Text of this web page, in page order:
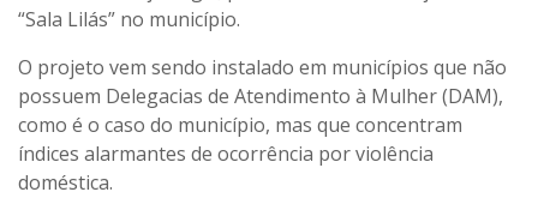
“Sala Lilás” no município.
O projeto vem sendo instalado em municípios que não
possuem Delegacias de Atendimento à Mulher (DAM),
como é o caso do município, mas que concentram
índices alarmantes de ocorrência por violência
doméstica.